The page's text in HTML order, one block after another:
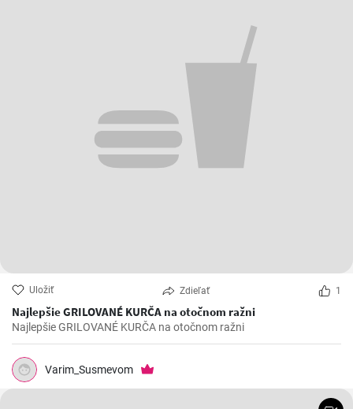
Uložiť Zdieľať 1
Najlepšie GRILOVANÉ KURČA na otočnom ražni
Najlepšie GRILOVANÉ KURČA na otočnom ražni
Varim_Susmevom